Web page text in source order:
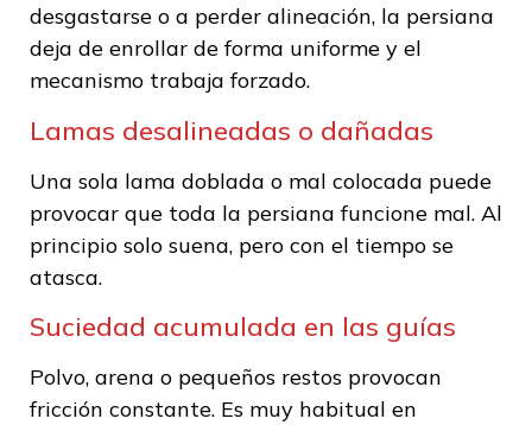
desgastarse o a perder alineación, la persiana
deja de enrollar de forma uniforme y el
mecanismo trabaja forzado.
Lamas desalineadas o dañadas
Una sola lama doblada o mal colocada puede
provocar que toda la persiana funcione mal. Al
principio solo suena, pero con el tiempo se
atasca.
Suciedad acumulada en las guías
Polvo, arena o pequeños restos provocan
fricción constante. Es muy habitual en